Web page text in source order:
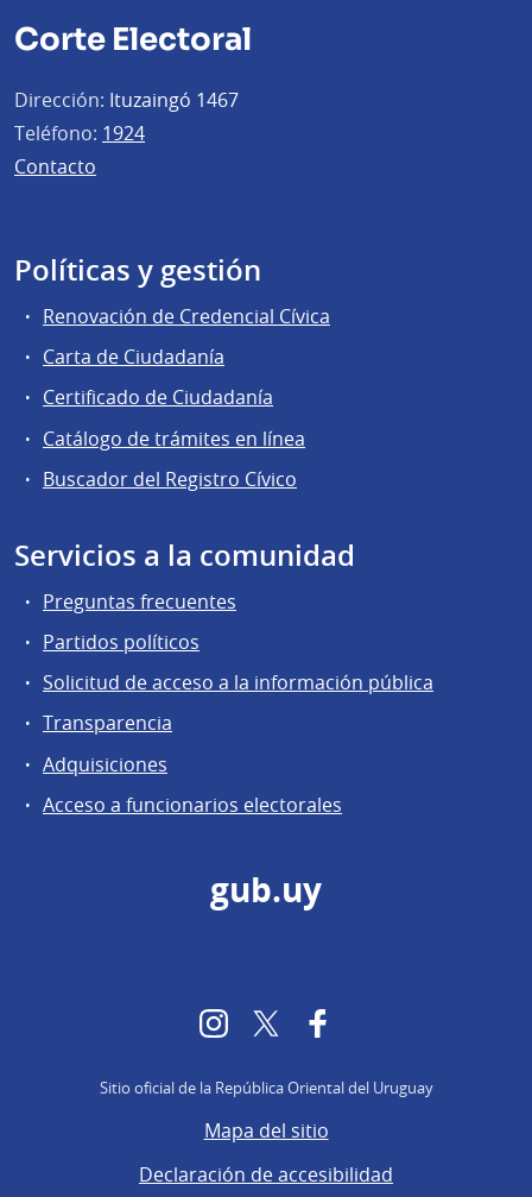
Corte Electoral
Dirección: Ituzaingó 1467
Teléfono: 1924
Contacto
Políticas y gestión
Renovación de Credencial Cívica
Carta de Ciudadanía
Certificado de Ciudadanía
Catálogo de trámites en línea
Buscador del Registro Cívico
Servicios a la comunidad
Preguntas frecuentes
Partidos políticos
Solicitud de acceso a la información pública
Transparencia
Adquisiciones
Acceso a funcionarios electorales
gub.uy
Instagram
Twitter
Sitio oficial de la República Oriental del Uruguay
Mapa del sitio
Declaración de accesibilidad